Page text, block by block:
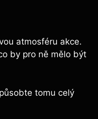
atmosféru ‍akce.
⁢by pro ně ‌mělo ⁤být
tomu celý